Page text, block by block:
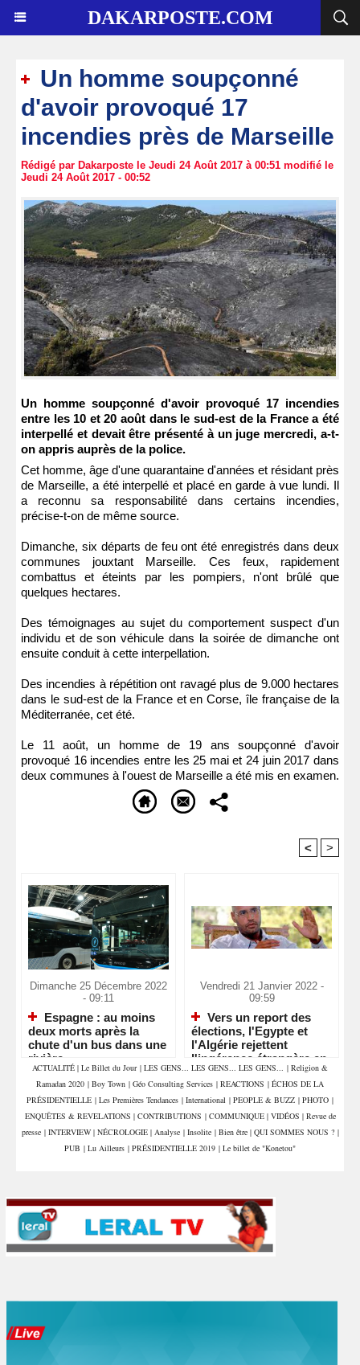
DAKARPOSTE.COM
Un homme soupçonné
d'avoir provoqué 17
incendies près de Marseille
Rédigé par Dakarposte le Jeudi 24 Août 2017 à 00:51 modifié le
Jeudi 24 Août 2017 - 00:52
Un homme soupçonné d'avoir provoqué 17 incendies
entre les 10 et 20 août dans le sud-est de la France a été
interpellé et devait être présenté à un juge mercredi, a-t-
on appris auprès de la police.
Cet homme, âge d'une quarantaine d'années et résidant près
de Marseille, a été interpellé et placé en garde à vue lundi. Il
a reconnu sa responsabilité dans certains incendies,
précise-t-on de même source.
Dimanche, six départs de feu ont été enregistrés dans deux
communes jouxtant Marseille. Ces feux, rapidement
combattus et éteints par les pompiers, n'ont brûlé que
quelques hectares.
Des témoignages au sujet du comportement suspect d'un
individu et de son véhicule dans la soirée de dimanche ont
ensuite conduit à cette interpellation.
Des incendies à répétition ont ravagé plus de 9.000 hectares
dans le sud-est de la France et en Corse, île française de la
Méditerranée, cet été.
Le 11 août, un homme de 19 ans soupçonné d'avoir
provoqué 16 incendies entre les 25 mai et 24 juin 2017 dans
deux communes à l'ouest de Marseille a été mis en examen.
< >
Dimanche 25 Décembre 2022
- 09:11
Espagne : au moins
deux morts après la
chute d'un bus dans une
rivière
Vendredi 21 Janvier 2022 -
09:59
Vers un report des
élections, l'Egypte et
l'Algérie rejettent
l'ingérence étrangère en
Libye
ACTUALITÉ | Le Billet du Jour | LES GENS... LES GENS... LES GENS... | Religion &
Ramadan 2020 | Boy Town | Géo Consulting Services | REACTIONS | ÉCHOS DE LA
PRÉSIDENTIELLE | Les Premières Tendances | International | PEOPLE & BUZZ | PHOTO |
ENQUÊTES & REVELATIONS | CONTRIBUTIONS | COMMUNIQUE | VIDÉOS | Revue de
presse | INTERVIEW | NÉCROLOGIE | Analyse | Insolite | Bien être | QUI SOMMES NOUS ? |
PUB | Lu Ailleurs | PRÉSIDENTIELLE 2019 | Le billet de "Konetou"